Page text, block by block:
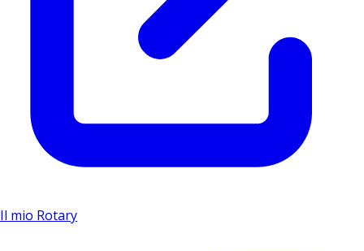
Il mio Rotary